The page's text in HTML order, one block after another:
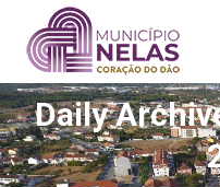
Daily